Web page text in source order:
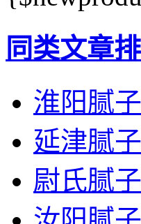
同类文章
淮阳腻
延津腻
尉氏腻